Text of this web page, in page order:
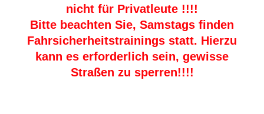
nicht für Privatleute !!!!
Bitte beachten Sie, Samstags finden
Fahrsicherheitstrainings statt. Hierzu
kann es erforderlich sein, gewisse
Straßen zu sperren!!!!